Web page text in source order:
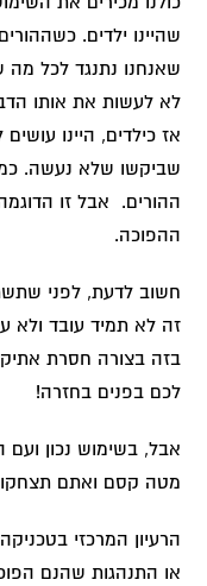
שהיינו ילדים.
שאנחנו נתנגד לכל מה
לא לעשות את אותו
אז כילדים, היינו
שביקשו שלא נעשה.
ההורים. אבל זו
ההפוכה.
חשוב לדעת, לפני
זה לא תמיד עובד ולא
בזה בצורה חסרת
לכם בפנים בחזרה!
אבל, בשימוש נכון ועם
מטה קסם ואתם תצחקו
הרעיון המרכזי
או התנהגות שהנם